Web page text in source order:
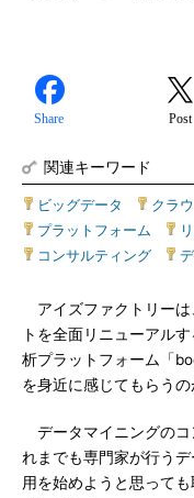
Share Post
関連キーワード
ビッグデータ クラ
プラットフォーム
コンサルティング
アイズファクトリーは
トを全面リニューアル
析プラットフォーム「
を身近に感じてもらうの
データマイニングのコ
れまでも専門家が行う
用を始めようと思って